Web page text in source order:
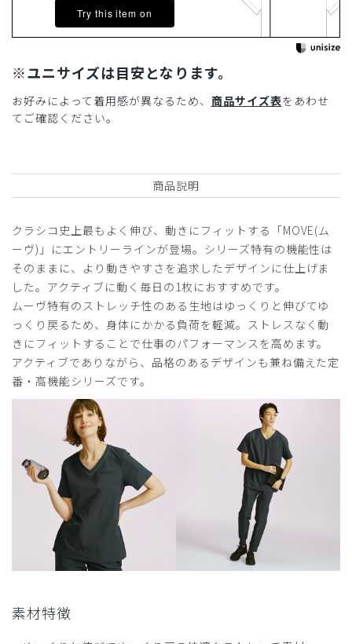
Try this item on
※ユニサイズは目安となります。
お好みによって着用感が異なるため、 商品サイズ表をあわせ
てご確認ください。
商品説明
クラシコ史上最もよく伸び、動きにフィットする「MOVE(ム
ーヴ)」にエントリーラインが登場。シリーズ特有の機能性は
そのままに、より動きやすさを追求したデザインに仕上げま
した。アクティブに動く毎日の1枚におすすめです。
ムーヴ特有のストレッチ性のある生地はゆっくりと伸びてゆ
っくり戻るため、身体にかかる負荷を軽減。ストレスなく動
きにフィットすることで仕事のパフォーマンスを高めます。
アクティブでありながら、品格のあるデザインも兼ね備えた定
番・高機能シリーズです。
素材特徴